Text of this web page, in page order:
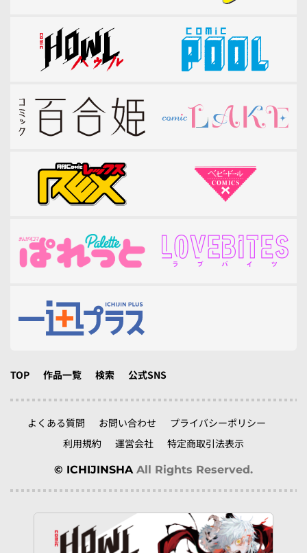
TOP 作品一覧 検索 公式SNS
よくある質問 お問い合わせ
プライバシーポリシー
利用規約
運営会社 特定商取引法表示
© ICHIJINSHA All Rights Reserved.